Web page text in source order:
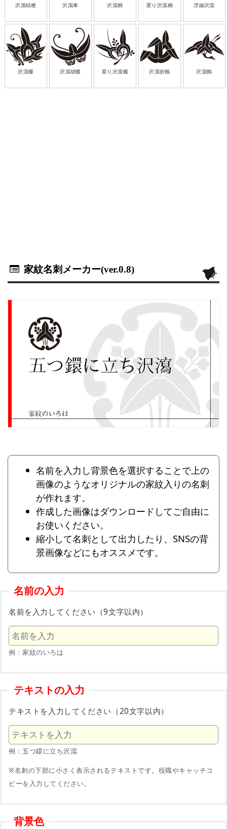
沢瀉桔梗 沢瀉車 沢瀉桐 変り沢瀉桐 浮線沢瀉
沢瀉蝶 沢瀉胡蝶 変り沢瀉蝶 沢瀉折鶴 沢瀉鶴
家紋名刺メーカー(ver.0.8)
名前を入力し背景色を選択することで上の
画像のようなオリジナルの家紋入りの名刺
が作れます。
作成した画像はダウンロードしてご自由に
お使いください。
縮小して名刺として出力したり、SNSの背
景画像などにもオススメです。
名前の入力
名前を入力してください（9文字以内）
例：家紋のいろは
テキストの入力
テキストを入力してください（20文字以内）
例：五つ鐶に立ち沢瀉
※名刺の下部に小さく表示されるテキストです。役職やキャッチコ
ピーを入力してください。
背景色